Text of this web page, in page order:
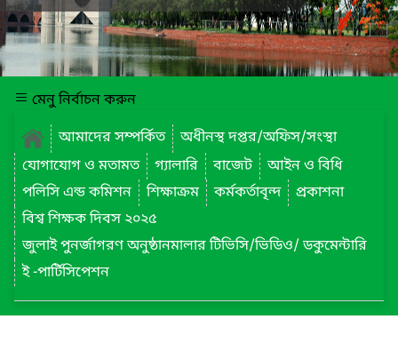
মেনু নির্বাচন করুন
আমাদের সম্পর্কিত
অধীনস্থ দপ্তর/অফিস/সংস্থা
যোগাযোগ ও মতামত
গ্যালারি বাজেট
আইন ও বিধি
পলিসি এন্ড কমিশন
শিক্ষাক্রম কর্মকর্তাবৃন্দ
প্রকাশনা
বিশ্ব শিক্ষক দিবস ২০২৫
জুলাই পুনর্জাগরণ অনুষ্ঠানমালার টিভিসি/ভিডিও/ ডকুমেন্টারি
ই -পার্টিসিপেশন